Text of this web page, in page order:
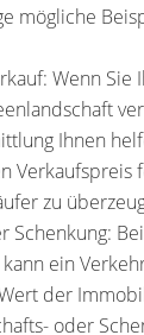
mögliche
Wenn
Ihnen
Verkaufspreis
zu
Schenkung:
kann ein
der
oder